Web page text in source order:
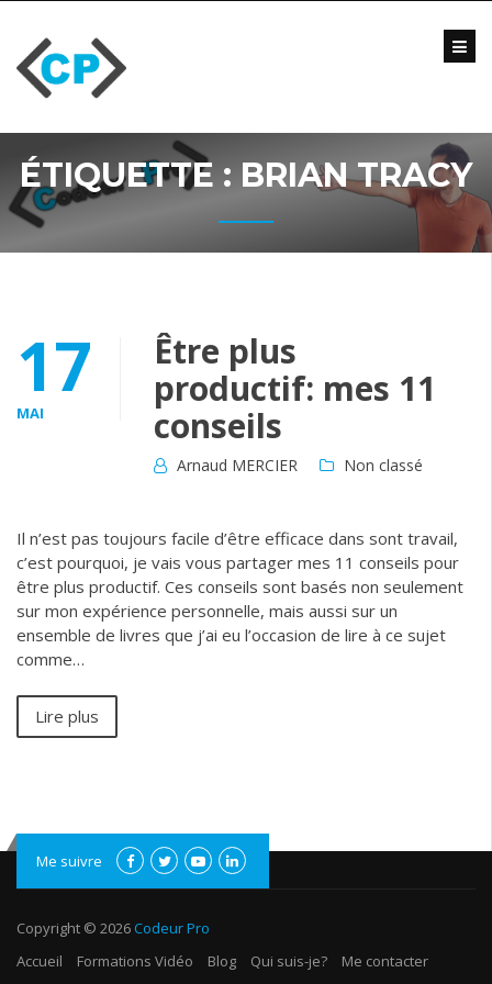
Blog
Vidéo
Formations
Entreprise
Me
contacter
content
ÉTIQUETTE : BRIAN TRACY
17
MAI
Être plus
productif: mes 11
conseils
Arnaud MERCIER Non classé
Il n’est pas toujours facile d’être efficace dans sont travail,
c’est pourquoi, je vais vous partager mes 11 conseils pour
être plus productif. Ces conseils sont basés non seulement
sur mon expérience personnelle, mais aussi sur un
ensemble de livres que j’ai eu l’occasion de lire à ce sujet
comme…
Lire plus
Me suivre
Copyright © 2026Codeur Pro
Accueil
Formations Vidéo Blog Qui suis-je?
Me contacter